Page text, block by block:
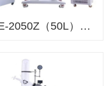
YRE-2050Z（50L）防爆旋转蒸发仪